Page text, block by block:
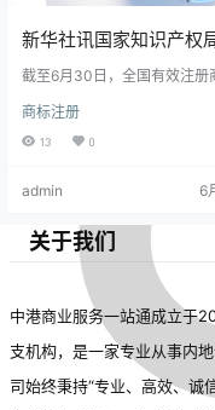
新华社讯国家知识产权
日发布数据显示，2024
半年我国商标注册申请量
件，创历史新高。这一
反映出我国企业品牌意
续增强，市场活力进一
放。
截至6月30日，全国有效注册
7%，企业自主申请占比超85%
标增长得益于知识产权保护政
格局优化。此外，随着“一带
7%，表明全球化战略加速。专
为，商标数量增长反映经济活
品牌创新能力提升，未来我国
事业将不断进步。
商标注册
13 0
admin 6
关于我们
中港商业服务一站通成立于
支机构，是一家专业从事内
司始终秉持“专业、高效、诚